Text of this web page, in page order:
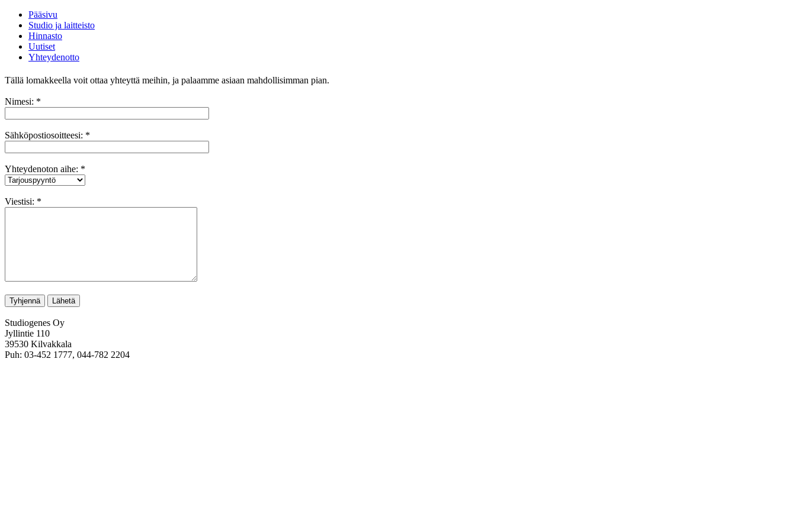
Pääsivu
Studio ja laitteisto
Hinnasto
Uutiset
Yhteydenotto
Tällä lomakkeella voit ottaa yhteyttä meihin, ja palaamme asiaan mahdollisimman pian.
Nimesi: *
Sähköpostiosoitteesi: *
Yhteydenoton aihe: *
Viestisi: *
Studiogenes Oy
Jyllintie 110
39530 Kilvakkala
Puh: 03-452 1777, 044-782 2204